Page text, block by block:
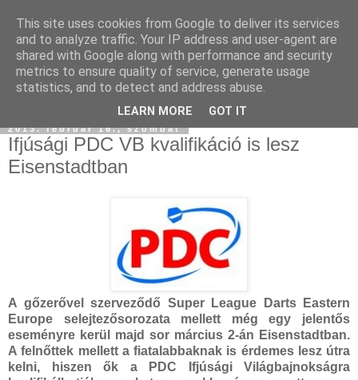
2013. február 16., szombat
Ifjúsági PDC VB kvalifikáció is lesz
Eisenstadtban
A gőzerővel szerveződő Super League Darts Eastern
Europe selejtezősorozata mellett még egy jelentős
eseményre kerül majd sor március 2-án Eisenstadtban.
A felnőttek mellett a fiatalabbaknak is érdemes lesz útra
kelni, hiszen ők a PDC Ifjúsági Világbajnokságra
This site uses cookies from Google to deliver its services
and to analyze traffic. Your IP address and user-agent are
shared with Google along with performance and security
metrics to ensure quality of service, generate usage
statistics, and to detect and address abuse.
LEARN MORE GOT IT